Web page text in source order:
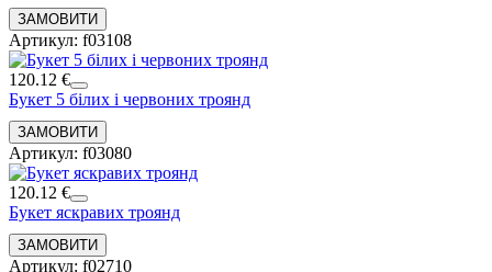
Артикул: f03108
120.12 €
Букет 5 білих і червоних троянд
Артикул: f03080
120.12 €
Букет яскравих троянд
Артикул: f02710